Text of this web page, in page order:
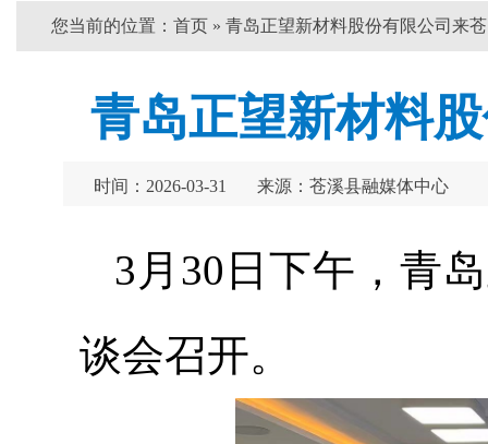
您当前的位置： 首页 » 青岛正望新材料股份有限公司来
青岛正望新材料
时间：2026-03-31 来源：苍溪县融媒体中心
3月30日下午，青
谈会召开。